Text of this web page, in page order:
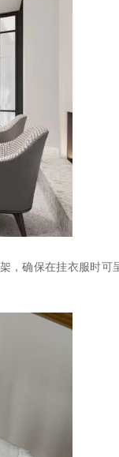
，确保在挂衣服时可